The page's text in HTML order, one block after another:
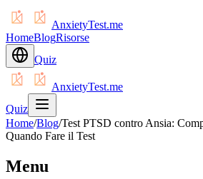
AnxietyTest.me
HomeBlogRisorse
Quiz
AnxietyTest.me
Quiz
Home/Blog/Test PTSD contro Ansia:
Quando Fare il Test
Menu